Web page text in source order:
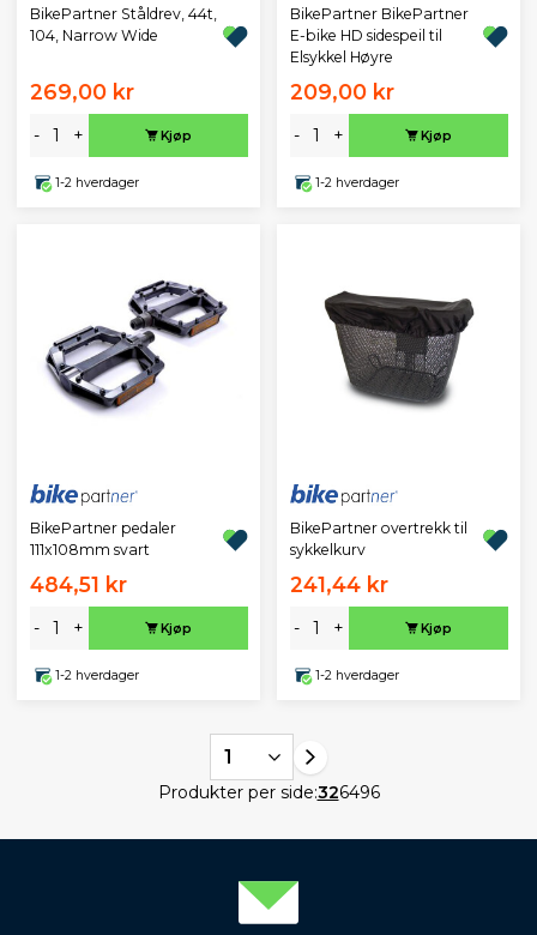
BikePartner Ståldrev, 44t,
104, Narrow Wide
269,00 kr
- + Kjøp
1-2 hverdager
BikePartner BikePartner
E-bike HD sidespeil til
Elsykkel Høyre
209,00 kr
- + Kjøp
1-2 hverdager
BikePartner pedaler
111x108mm svart
484,51 kr
- + Kjøp
1-2 hverdager
BikePartner overtrekk til
sykkelkurv
241,44 kr
- + Kjøp
1-2 hverdager
1
Produkter per side:326496